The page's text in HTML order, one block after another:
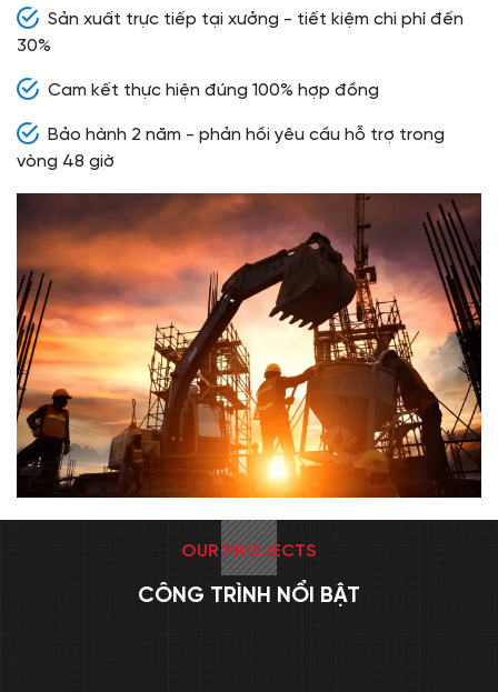
Sản xuất trực tiếp tại xưởng - tiết kiệm chi phí đến
30%
Cam kết thực hiện đúng 100% hợp đồng
Bảo hành 2 năm - phản hồi yêu cầu hỗ trợ trong
vòng 48 giờ
OUR PROJECTS
CÔNG TRÌNH NỔI BẬT